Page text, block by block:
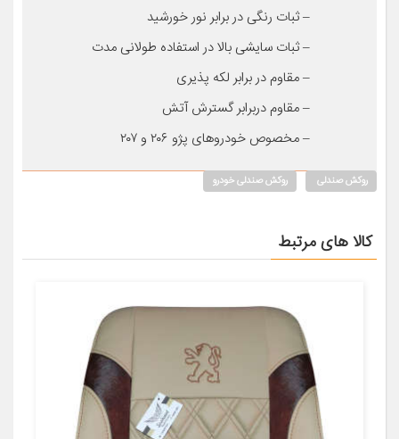
– ثبات رنگی در برابر نور خورشید
– ثبات سایشی بالا در استفاده طولانی مدت
– مقاوم در برابر لکه پذیری
– مقاوم دربرابر گسترش آتش
– مخصوص خودروهای پژو ۲۰۶ و ۲۰۷
روکش صندلی روکش صندلی خودرو
کالا های مرتبط